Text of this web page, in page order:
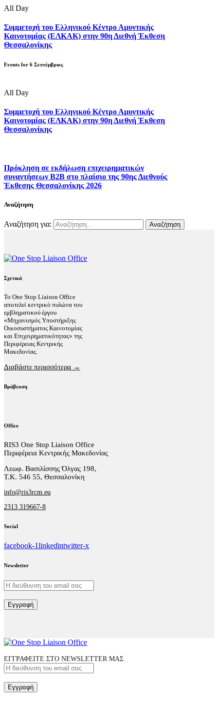
All Day
Συμμετοχή του Ελληνικού Κέντρο Αμυντικής
Καινοτομίας (ΕΛΚΑΚ) στην 90η Διεθνή Έκθεση
Θεσσαλονίκης
Events for 6 Σεπτέμβριος
All Day
Συμμετοχή του Ελληνικού Κέντρο Αμυντικής
Καινοτομίας (ΕΛΚΑΚ) στην 90η Διεθνή Έκθεση
Θεσσαλονίκης
Πρόκληση σε εκδήλωση επιχειρηματικών
συναντήσεων B2B στο πλαίσιο της 90ης Διεθνούς
Έκθεσης Θεσσαλονίκης 2026
Αναζήτηση
Αναζήτηση για:
Σχετικά
Το One Stop Liaison Office
αποτελεί κεντρικό πυλώνα του
εμβληματικού έργου
«Μηχανισμός Υποστήριξης
Οικοσυστήματος Καινοτομίας
και Επιχειρηματικότητας» της
Περιφέρειας Κεντρικής
Μακεδονίας.
Διαβάστε περισσότερα →
Βράβευση
Office
RIS3 One Stop Liaison Office
Περιφέρεια Κεντρικής Μακεδονίας
Λεωφ. Βασιλίσσης Όλγας 198,
Τ.Κ. 546 55, Θεσσαλονίκη
info@ris3rcm.eu
2313 319667-8
Social
facebook-1linkedintwitter-x
Newsletter
Εγγραφή
ΕΓΓΡΑΦΕΙΤΕ ΣΤΟ NEWSLETTER ΜΑΣ
Εγγραφή